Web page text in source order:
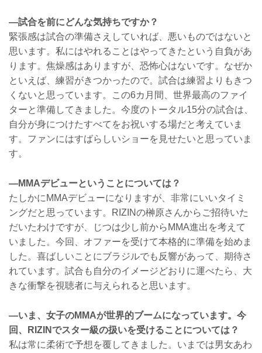
—試合を前にどんな気持ちですか？
緊張感は試合の準備さえしていれば、悪いものではないと
思います。私にはやれることはやってきたという自負があ
ります。焦燥感はありますが、恐怖心はないです。なぜか
といえば、練習がきつかったので。試合は練習よりもきつ
くないと思っています。この6カ月間、世界最高のファイ
ターと準備してきました。今度のトータル15分の試合は、
自分が身につけたすべてをお祝いする場だと考えていま
す。ファンにはすばらしいショーを見せたいと思っていま
す。
—MMAデビューということについては？
たしかにMMAデビューになりますが、非常にいいタイミ
ングだと思っています。RIZINの榊原さんからご招待いた
だいたわけですが、じつは少し前からMMA進出を考えて
いました。今回、オファーを受けて本格的に準備を始めま
した。喜ばしいことにブラジルでも反響があって、期待さ
れています。試合も自分のイメージどおりに運べたら、大
きな衝撃を視聴者に与えられると思います。
—いま、女子のMMAが世界的ブームになっています。今
回、RIZINでスター級の扱いを受けることについては？
私は常に柔術で予想を覆してきました。いまでは男女あわ